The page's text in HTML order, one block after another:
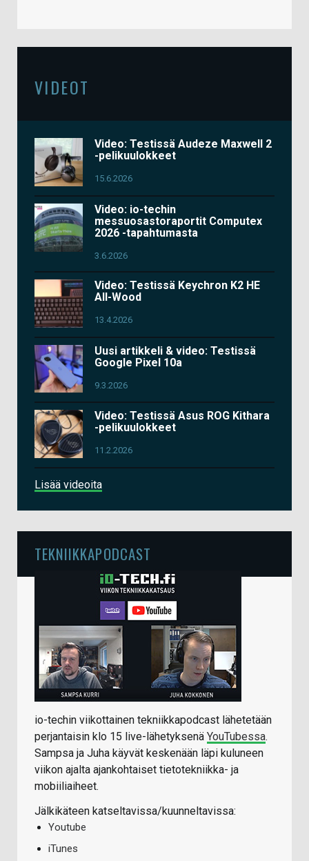
VIDEOT
Video: Testissä Audeze Maxwell 2
-pelikuulokkeet
15.6.2026
Video: io-techin
messuosastoraportit Computex
2026 -tapahtumasta
3.6.2026
Video: Testissä Keychron K2 HE
All-Wood
13.4.2026
Uusi artikkeli & video: Testissä
Google Pixel 10a
9.3.2026
Video: Testissä Asus ROG Kithara
-pelikuulokkeet
11.2.2026
Lisää videoita
TEKNIIKKAPODCAST
io-techin viikottainen tekniikkapodcast lähetetään
perjantaisin klo 15 live-lähetyksenä YouTubessa.
Sampsa ja Juha käyvät keskenään läpi kuluneen
viikon ajalta ajankohtaiset tietotekniikka- ja
mobiiliaiheet.
Jälkikäteen katseltavissa/kuunneltavissa:
Youtube
iTunes